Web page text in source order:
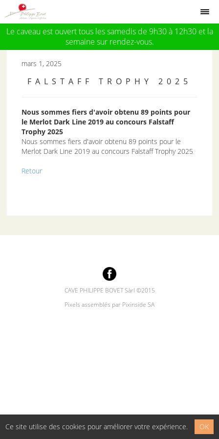
Le caveau est ouvert tous les samedis de 9h30 à 12h30 et la
semaine sur rendez-vous.
mars 1, 2025
FALSTAFF TROPHY 2025
Nous sommes fiers d'avoir obtenu 89 points pour
le Merlot Dark Line 2019 au concours Falstaff
Trophy 2025
Nous sommes fiers d'avoir obtenu 89 points pour le
Merlot Dark Line 2019 au concours Falstaff Trophy 2025
Retour
CAVE PHILIPPE BOVET Sàrl ©2015
Pixels assemblés par Pixinside SA
Ce site utilise des cookies pour améliorer votre expérience. OK